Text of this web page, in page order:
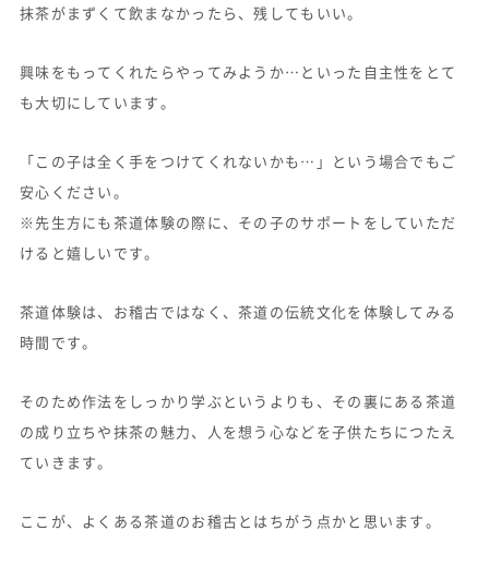
抹茶がまずくて飲まなかったら、残してもいい。
興味をもってくれたらやってみようか…といった自主性をとて
も大切にしています。
「この子は全く手をつけてくれないかも…」という場合でもご
安心ください。
※先生方にも茶道体験の際に、その子のサポートをしていただ
けると嬉しいです。
茶道体験は、お稽古ではなく、茶道の伝統文化を体験してみる
時間です。
そのため作法をしっかり学ぶというよりも、その裏にある茶道
の成り立ちや抹茶の魅力、人を想う心などを子供たちにつたえ
ていきます。
ここが、よくある茶道のお稽古とはちがう点かと思います。